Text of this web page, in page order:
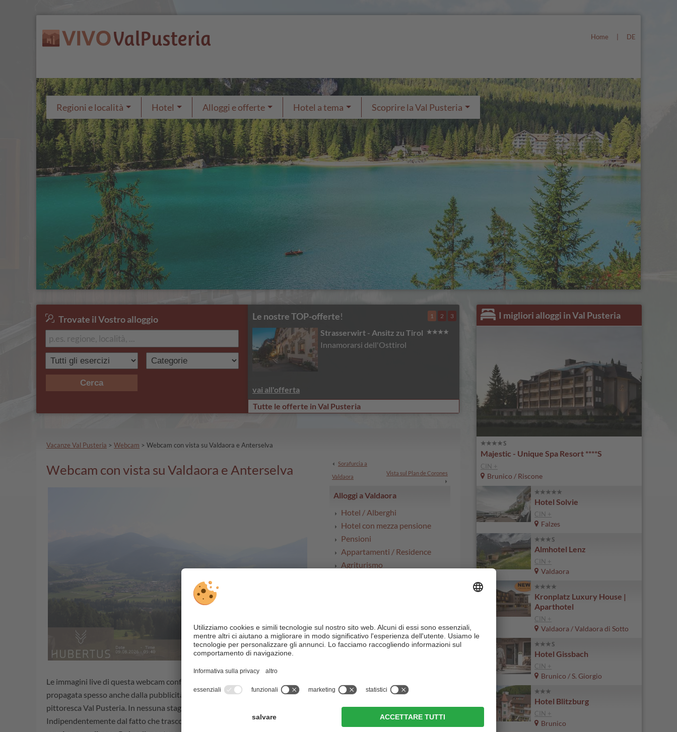
Home DE
Trovate il Vostro alloggio
Cerca
Le nostre TOP-offerte!
Strasserwirt - Ansitz zu Tirol
Innamorarsi dell'Osttirol
vai all'offerta vai all'offerta
1 2 3
Tutte le offerte in Val Pusteria
Regioni e località Hotel Alloggi e offerte Hotel a tema Scoprire la Val Pusteria
Vacanze Val Pusteria > Webcam > Webcam con vista su Valdaora e Anterselva
Webcam con vista su Valdaora e Anterselva
Sorafurcia a
Valdaora
Vista sul Plan de Corones
Le immagini live di questa webcam confermano la bellezza dell'Alto Adige,
propagata spesso anche dalla pubblicità. Mostrano ValdaoraeAnterselva nella
pittoresca Val Pusteria. In nessuna stagione dell'anno ci si annoia.
Indipendentemente dal fatto che trascorriate una vacanza attiva oppure un
Alloggi a Valdaora
Hotel / Alberghi
Hotel con mezza pensione
Pensioni
Appartamenti / Residence
Agriturismo
Service & Media
Cartina e arrivo
Informazioni dall'A alla Z
I migliori alloggi in Val Pusteria
Majestic - Unique Spa Resort ****S
CIN +
Brunico / Riscone
Hotel Solvie
CIN +
Falzes
Almhotel Lenz
CIN +
Valdaora
Kronplatz Luxury House |
Aparthotel
CIN +
Valdaora / Valdaora di Sotto
Hotel Gissbach
CIN +
Brunico / S. Giorgio
Hotel Blitzburg
CIN +
Brunico